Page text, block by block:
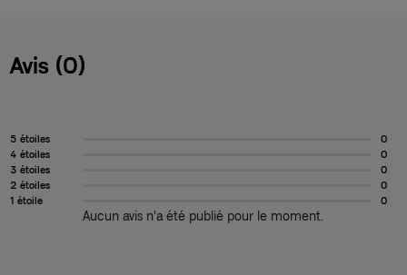
Avis (0)
5 étoiles
0
4 étoiles
0
3 étoiles
0
2 étoiles
0
1 étoile
0
Aucun avis n'a été publié pour le moment.